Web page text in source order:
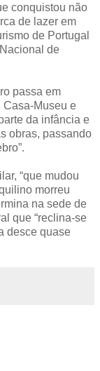
conquistou não
de lazer em
de Portugal
de
passa em
Museu e
da infância e
obras, passando
“que mudou
morreu
na sede de
que “reclina-se
desce quase